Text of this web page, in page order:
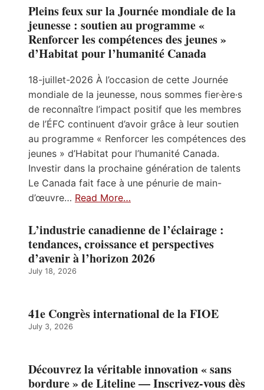
Pleins feux sur la Journée mondiale de la
jeunesse : soutien au programme «
Renforcer les compétences des jeunes »
d’Habitat pour l’humanité Canada
18-juillet-2026 À l’occasion de cette Journée
mondiale de la jeunesse, nous sommes fier·ère·s
de reconnaître l’impact positif que les membres
de l’ÉFC continuent d’avoir grâce à leur soutien
au programme « Renforcer les compétences des
jeunes » d’Habitat pour l’humanité Canada.
Investir dans la prochaine génération de talents
Le Canada fait face à une pénurie de main-
d’œuvre… Read More…
L’industrie canadienne de l’éclairage :
tendances, croissance et perspectives
d’avenir à l’horizon 2026
July 18, 2026
41e Congrès international de la FIOE
July 3, 2026
Découvrez la véritable innovation « sans
bordure » de Liteline — Inscrivez-vous dès